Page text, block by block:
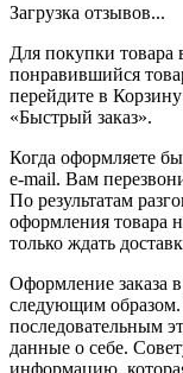
Загрузка отзывов...
Для покупки товара
понравившийся
перейдите в
«Быстрый заказ».
Когда оформляете
e-mail. Вам
По результатам
оформления товара
только ждать
Оформление заказа
следующим
последовательным
данные о себе.
информацию,